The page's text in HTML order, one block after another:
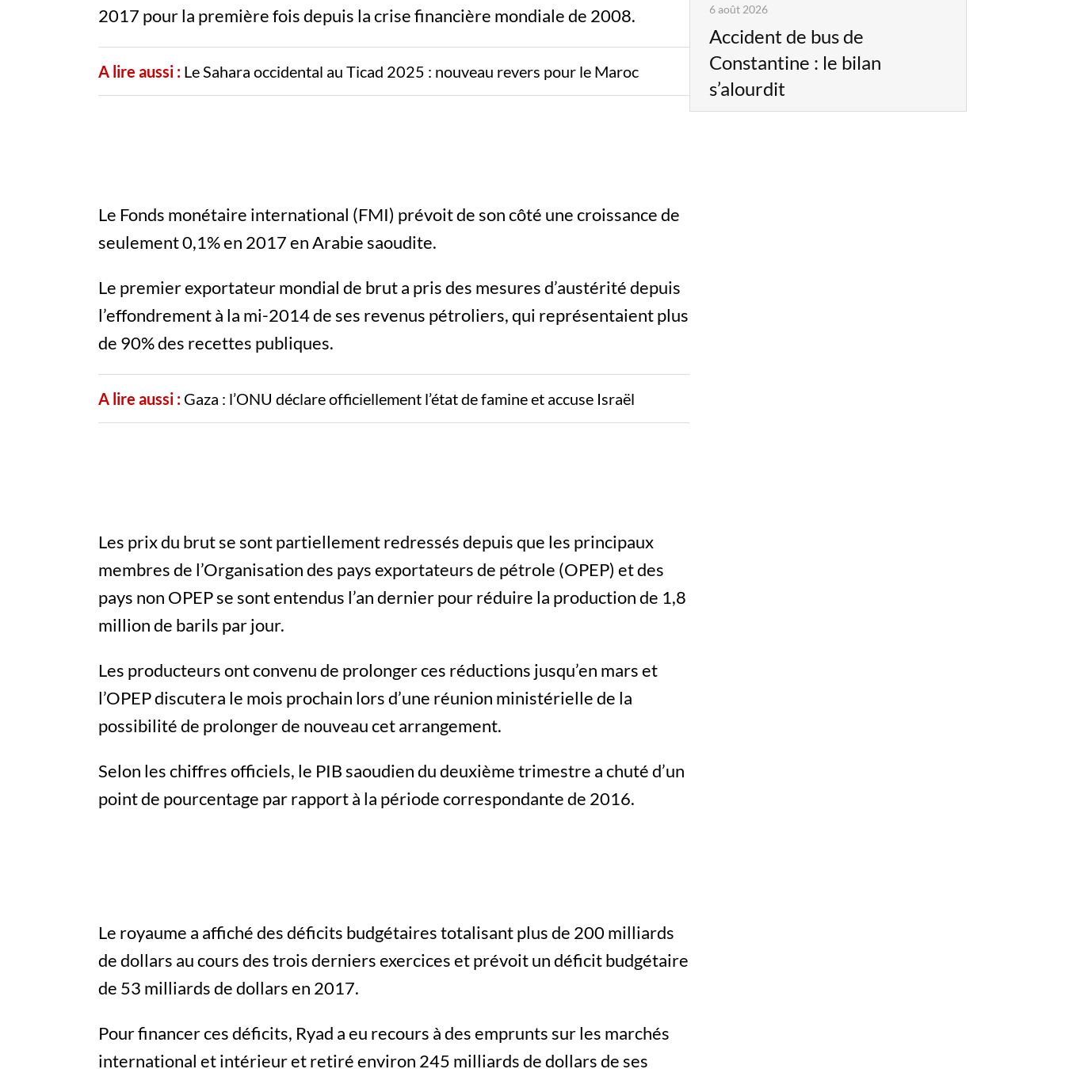
2017 pour la première fois depuis la crise financière mondiale de 2008.
A lire aussi : Le Sahara occidental au Ticad 2025 : nouveau revers pour le Maroc
Le Fonds monétaire international (FMI) prévoit de son côté une croissance de
seulement 0,1% en 2017 en Arabie saoudite.
Le premier exportateur mondial de brut a pris des mesures d’austérité depuis
l’effondrement à la mi-2014 de ses revenus pétroliers, qui représentaient plus
de 90% des recettes publiques.
A lire aussi : Gaza : l’ONU déclare officiellement l’état de famine et accuse Israël
Les prix du brut se sont partiellement redressés depuis que les principaux
membres de l’Organisation des pays exportateurs de pétrole (OPEP) et des
pays non OPEP se sont entendus l’an dernier pour réduire la production de 1,8
million de barils par jour.
Les producteurs ont convenu de prolonger ces réductions jusqu’en mars et
l’OPEP discutera le mois prochain lors d’une réunion ministérielle de la
possibilité de prolonger de nouveau cet arrangement.
Selon les chiffres officiels, le PIB saoudien du deuxième trimestre a chuté d’un
point de pourcentage par rapport à la période correspondante de 2016.
Le royaume a affiché des déficits budgétaires totalisant plus de 200 milliards
de dollars au cours des trois derniers exercices et prévoit un déficit budgétaire
de 53 milliards de dollars en 2017.
Pour financer ces déficits, Ryad a eu recours à des emprunts sur les marchés
international et intérieur et retiré environ 245 milliards de dollars de ses
6 août 2026
Accident de bus de
Constantine : le bilan
s’alourdit